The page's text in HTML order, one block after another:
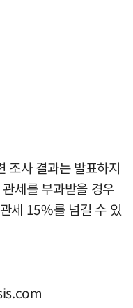
조사 결과는 발표하지
세를 부과받을 경우
세 15%를 넘길 수 있